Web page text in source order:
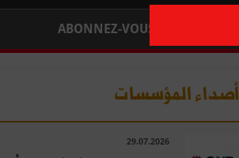
ABONNEZ-VOUS
أصداء المؤسسات
29.07.2026